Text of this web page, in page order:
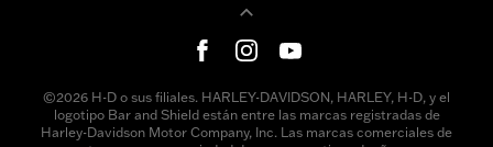
©2026 H-D o sus filiales. HARLEY-DAVIDSON, HARLEY, H-D, y el
logotipo Bar and Shield están entre las marcas registradas de
Harley-Davidson Motor Company, Inc. Las marcas comerciales de